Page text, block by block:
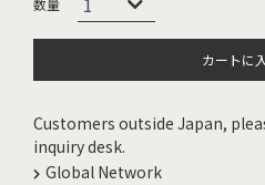
カートに
Customers outside Japan,
inquiry desk.
Global Network